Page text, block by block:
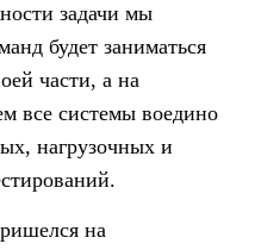
задачи мы
будет заниматься
части, а на
все системы воедино
нагрузочных и
на